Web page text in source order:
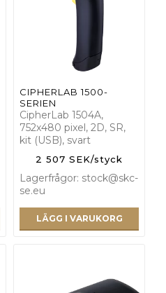
CIPHERLAB 1500-
SERIEN
CipherLab 1504A,
752x480 pixel, 2D, SR,
kit (USB), svart
2 507 SEK/styck
Lagerfrågor: stock@skc-
se.eu
LÄGG I VARUKORG